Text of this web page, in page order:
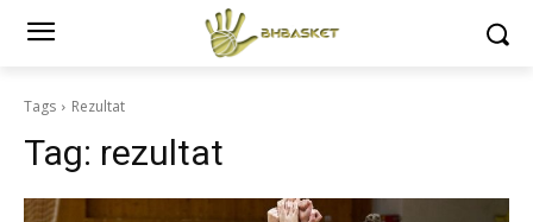
Tags Rezultat
Tag: rezultat